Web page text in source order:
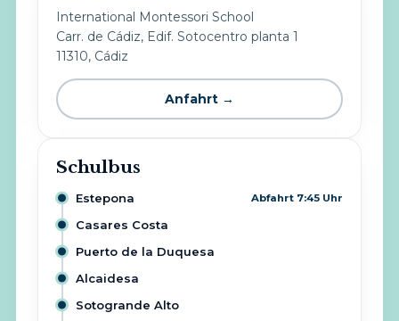
International Montessori School
Carr. de Cádiz, Edif. Sotocentro planta 1
11310, Cádiz
Anfahrt →
Schulbus
Estepona Abfahrt 7:45 Uhr
Casares Costa
Puerto de la Duquesa
Alcaidesa
Sotogrande Alto